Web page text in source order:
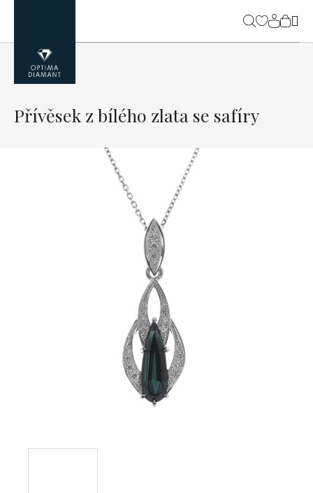
obsah
Přívěsek z bílého zlata se safíry